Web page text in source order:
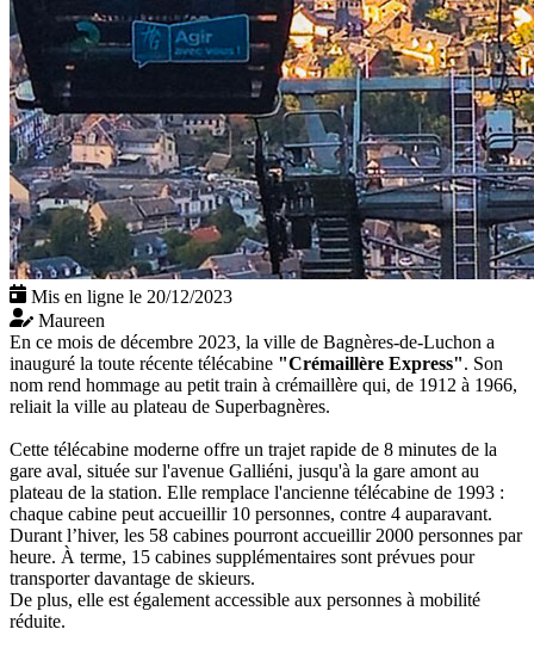
Mis en ligne le 20/12/2023
Maureen
En ce mois de décembre 2023, la ville de Bagnères-de-Luchon a
inauguré la toute récente télécabine "Crémaillère Express". Son
nom rend hommage au petit train à crémaillère qui, de 1912 à 1966,
reliait la ville au plateau de Superbagnères.
Cette télécabine moderne offre un trajet rapide de 8 minutes de la
gare aval, située sur l'avenue Galliéni, jusqu'à la gare amont au
plateau de la station. Elle remplace l'ancienne télécabine de 1993 :
chaque cabine peut accueillir 10 personnes, contre 4 auparavant.
Durant l’hiver, les 58 cabines pourront accueillir 2000 personnes par
heure. À terme, 15 cabines supplémentaires sont prévues pour
transporter davantage de skieurs.
De plus, elle est également accessible aux personnes à mobilité
réduite.